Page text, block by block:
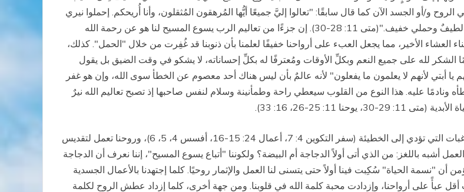
و/أو الجسد الآن كما قال سابقًا: "تعالوا إليَّ جميعًا أيُّها المُرهقون المُثقلون، وأنا أُريحكم. إحملوا نيري
وتتلمذوا لي فإني وديع متواضعُ القلب، تجدوا الراحة لنفوسكم، لأن نيري لطيفٌ وحملي خفيف."(متى 11: 28-30). إن جزءًا من تعاليم الرب يسوع المسيح لنا هو عن رحمة الله
العشاء الأخير، مما يجعل العبء على أرواحنا خفيفًا لعلمنا بأن ذنوبنا قد غُفِرت من خلال "الحمل". كذلك،
لله على جميع النعم وبكلِّ الأوقات ومُعترفًا له بكلِّ إحساناته، لا يشكو في وقت الضيق بل يقول
أبتي لأنهم لا يعلمون ما يفعلون" لأنه عالمٌ بأن ليس هناك أحد معصوم عن الخطأ سوى الله، وإن هو غفر
ونادمًا عليه. هذا النوع من القلوب سيعطي راحة وطمأنينة وسلام لنفس صاحبها إذ تصبح تعاليم الله نيرٌ
11: 25-26، 16: 33).
كمسيحيين، يعمل جسدنا لغاية خلاص روحنا وذلك بالسيطرة على الرغبات التي تؤدي إلى الخطيئة (سفر التكوين 4: 7، أعمال 24: 15-16، أفسس 4، 5، 6)، وروحنا تعمل لتقديس
أشبه باللغز: من الذي أتى أولاً الدجاجة أم البيضة؟ ولكوننا "أتباع يسوع المسيح"، إننا نعرف أن الدجاجة
أن "نسمة الحياة" سُكِبت فينا أولاً حتى يتسنى لنا العمل والإثمار روحيًا. كلما إجتهدنا بالأعمال الجسدية
6: 12-14)، كلما أصبح حمل الصليب أقل عبأً على أرواحنا، وإزدادت محبة كلمة الله في قلوبنا. ومن جهة أخرى، كلما إزداد عطش الروح لكلمة